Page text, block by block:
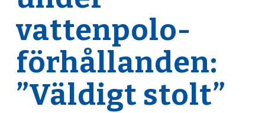
vattenpolo-
förhållanden:
”Väldigt stolt”